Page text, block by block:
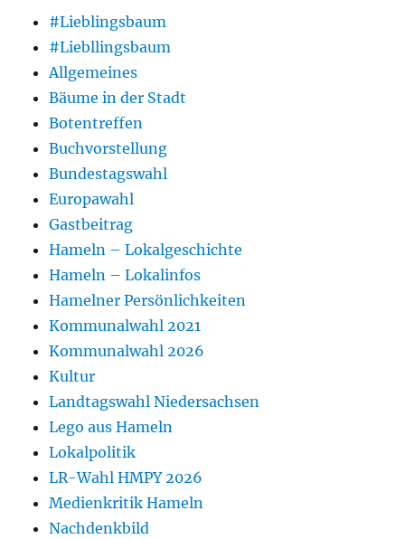
#Lieblingsbaum
#Liebllingsbaum
Allgemeines
Bäume in der Stadt
Botentreffen
Buchvorstellung
Bundestagswahl
Europawahl
Gastbeitrag
Hameln – Lokalgeschichte
Hameln – Lokalinfos
Hamelner Persönlichkeiten
Kommunalwahl 2021
Kommunalwahl 2026
Kultur
Landtagswahl Niedersachsen
Lego aus Hameln
Lokalpolitik
LR-Wahl HMPY 2026
Medienkritik Hameln
Nachdenkbild